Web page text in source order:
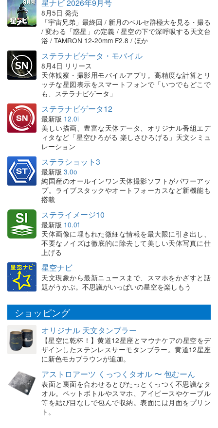
星ナビ 2026年9月号
8月5日 発売
「宇宙兄弟」最終回 / 新月のペルセ群極大を見る・撮る
/ 変わる「惑星」の定義 / 星空の下で深呼吸する天文台
浴 / TAMRON 12-20mm F2.8 / ほか
ステラナビゲータ・モバイル
8月4日 リリース
天体観察・撮影用モバイルアプリ。高精度な計算とリ
ッチな星図表示をスマートフォンで「いつでもどこで
も、ステラナビゲータ」
ステラナビゲータ12
最新版 12.0i
美しい描画、豊富な天体データ、オリジナル番組エデ
ィタなど「星空ひろがる 楽しさひろげる」天文シミュ
レーション
ステラショット3
最新版 3.0o
純国産のオールインワン天体撮影ソフトがパワーアッ
プ。ライブスタックやオートフォーカスなど新機能も
搭載
ステライメージ10
最新版 10.0f
天体画像に埋もれた微細な情報を最大限に引き出し、
不要なノイズは徹底的に除去して美しい天体写真に仕
上げる
星空ナビ
天文現象から最新ニュースまで、スマホをかざすと話
題がうかぶ。不思議がいっぱいの星空を楽しもう
ショッピング
オリジナル 天文タンブラー
【星空に乾杯！】黄道12星座とマウナケアの星空をデ
ザインしたステンレスサーモタンブラー。黄道12星座
に新色モカブラウンが追加。
アストロアーツ くっつくタオル 〜 包むーん
表面と裏面を合わせるとぴたっとくっつく不思議なタ
オル。ペットボトルやスマホ、アイピースやケーブル
等を結び目なしで包んで収納。表面には月面をプリン
ト。